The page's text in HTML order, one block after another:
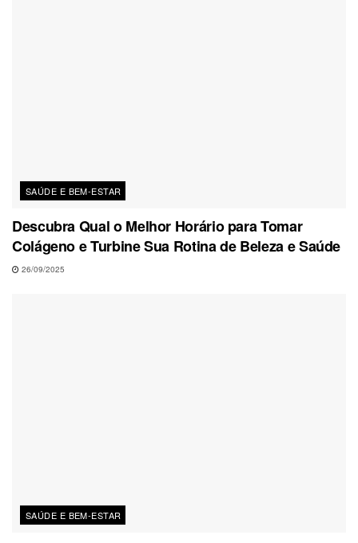
SAÚDE E BEM-ESTAR
Descubra Qual o Melhor Horário para Tomar
Colágeno e Turbine Sua Rotina de Beleza e Saúde
26/09/2025
SAÚDE E BEM-ESTAR